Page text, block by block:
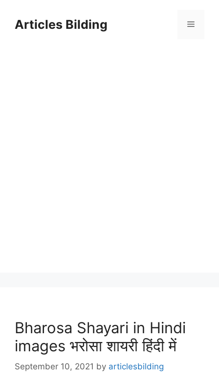
contentArticles Bilding Menu
Bharosa Shayari in Hindi
images भरोसा शायरी हिंदी में
September 10, 2021 by articlesbilding